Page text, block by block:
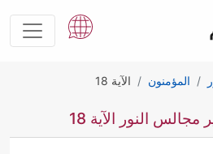
المؤمنون الآية 18
النور الآية 18